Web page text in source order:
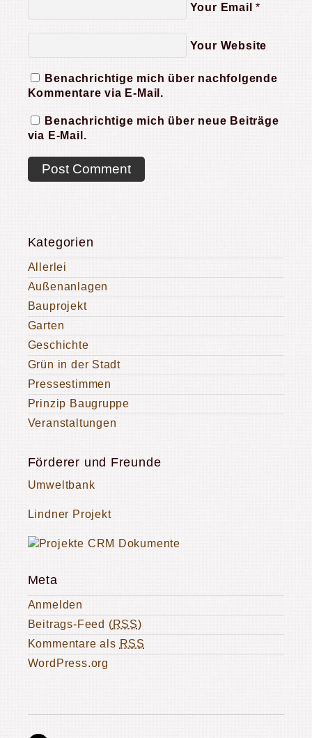
Your Email *
Your Website
Benachrichtige mich über nachfolgende
Kommentare via E-Mail.
Benachrichtige mich über neue Beiträge
via E-Mail.
Kategorien
Allerlei
Außenanlagen
Bauprojekt
Garten
Geschichte
Grün in der Stadt
Pressestimmen
Prinzip Baugruppe
Veranstaltungen
Förderer und Freunde
Umweltbank
Lindner Projekt
Meta
Anmelden
Beitrags-Feed (RSS)
Kommentare als RSS
WordPress.org